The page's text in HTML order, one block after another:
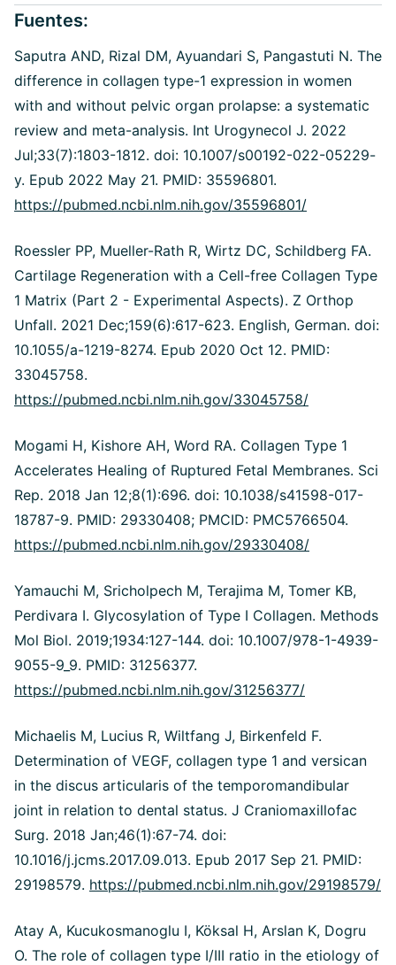
Fuentes:
Saputra AND, Rizal DM, Ayuandari S, Pangastuti N. The
difference in collagen type-1 expression in women
with and without pelvic organ prolapse: a systematic
review and meta-analysis. Int Urogynecol J. 2022
Jul;33(7):1803-1812. doi: 10.1007/s00192-022-05229-
y. Epub 2022 May 21. PMID: 35596801.
https://pubmed.ncbi.nlm.nih.gov/35596801/
Roessler PP, Mueller-Rath R, Wirtz DC, Schildberg FA.
Cartilage Regeneration with a Cell-free Collagen Type
1 Matrix (Part 2 - Experimental Aspects). Z Orthop
Unfall. 2021 Dec;159(6):617-623. English, German. doi:
10.1055/a-1219-8274. Epub 2020 Oct 12. PMID:
33045758.
https://pubmed.ncbi.nlm.nih.gov/33045758/
Mogami H, Kishore AH, Word RA. Collagen Type 1
Accelerates Healing of Ruptured Fetal Membranes. Sci
Rep. 2018 Jan 12;8(1):696. doi: 10.1038/s41598-017-
18787-9. PMID: 29330408; PMCID: PMC5766504.
https://pubmed.ncbi.nlm.nih.gov/29330408/
Yamauchi M, Sricholpech M, Terajima M, Tomer KB,
Perdivara I. Glycosylation of Type I Collagen. Methods
Mol Biol. 2019;1934:127-144. doi: 10.1007/978-1-4939-
9055-9_9. PMID: 31256377.
https://pubmed.ncbi.nlm.nih.gov/31256377/
Michaelis M, Lucius R, Wiltfang J, Birkenfeld F.
Determination of VEGF, collagen type 1 and versican
in the discus articularis of the temporomandibular
joint in relation to dental status. J Craniomaxillofac
Surg. 2018 Jan;46(1):67-74. doi:
10.1016/j.jcms.2017.09.013. Epub 2017 Sep 21. PMID:
29198579. https://pubmed.ncbi.nlm.nih.gov/29198579/
Atay A, Kucukosmanoglu I, Köksal H, Arslan K, Dogru
O. The role of collagen type I/III ratio in the etiology of